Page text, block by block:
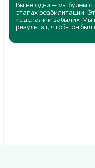
Вы не одни — мы будем с
этапах реабилитации.
«сделали и забыли». Мы
результат, чтобы он был